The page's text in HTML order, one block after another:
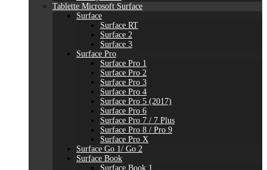
Tablette Microsoft Surface
Surface
Surface RT
Surface 2
Surface 3
Surface Pro
Surface Pro 1
Surface Pro 2
Surface Pro 3
Surface Pro 4
Surface Pro 5 (2017)
Surface Pro 6
Surface Pro 7 / 7 Plus
Surface Pro 8 / Pro 9
Surface Pro X
Surface Go 1/ Go 2
Surface Book
Surface Book 1